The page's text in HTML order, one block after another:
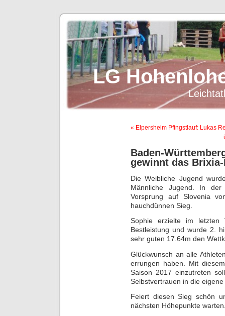
LG
« Elpersheim Pfingstlauf: Lukas
Baden-
gewinnt das Brixia-
Die Weibliche Jugend
Männliche Jugend. In der
Vorsprung auf Slovenia
hauchdünnen Sieg.
Sophie erzielte im letzten
Bestleistung und wurde 2.
sehr guten 17.64m den
Glückwunsch an alle
errungen haben. Mit
Saison 2017 einzutreten
Selbstvertrauen in die
Feiert diesen Sieg schön
nächsten Höhepunkte